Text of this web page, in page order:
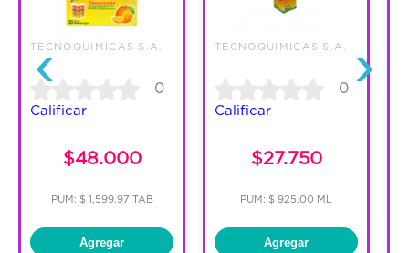
‹
TECNOQUIMICAS S.A.
0
Calificar
$48.000
PUM: $ 1,599.97 TAB
Agregar
TECNOQUIMICAS S.A.
0
Calificar
$27.750
PUM: $ 925.00 ML
Agregar
›